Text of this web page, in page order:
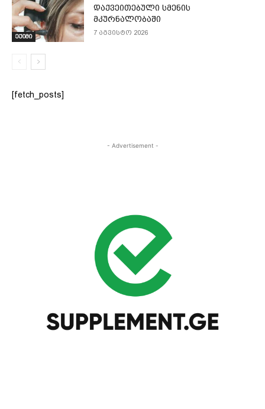
ექიმი
დაქვეითებული სმენის
მკურნალობაში
7 აგვისტო 2026
[fetch_posts]
- Advertisement -